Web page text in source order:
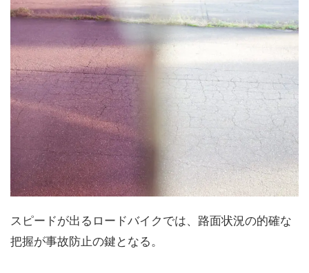
スピードが出るロードバイクでは、路面状況の的確な
把握が事故防止の鍵となる。